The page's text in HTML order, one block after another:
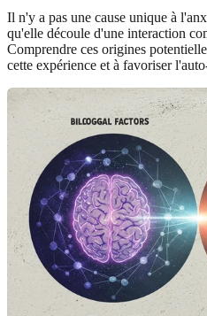
Il n'y a pas une cause unique à
qu'elle découle d'une interaction
Comprendre ces origines
cette expérience et à favoriser